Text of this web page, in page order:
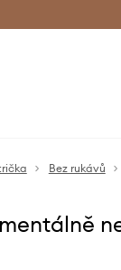
Doručení
Bez rukávů